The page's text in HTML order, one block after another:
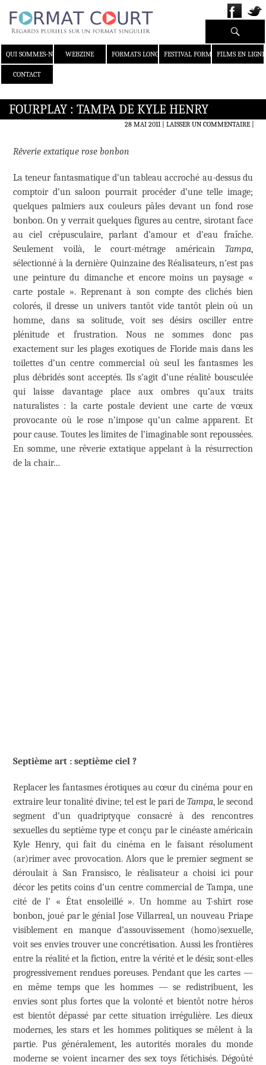
QUI SOMMES-NOUS ?WEBZINE FORMATS LONGS FESTIVAL FORMAT COURT
FILMS EN LIGNE
CONTACT
Recherche
FOURPLAY : TAMPA DE KYLE HENRY
28 MAI 2011 LAISSER UN COMMENTAIRE|
Rêverie extatique rose bonbon
La teneur fantasmatique d’un tableau accroché au-dessus du
comptoir d’un saloon pourrait procéder d’une telle image;
quelques palmiers aux couleurs pâles devant un fond rose
bonbon. On y verrait quelques figures au centre, sirotant face
au ciel crépusculaire, parlant d’amour et d’eau fraîche.
Seulement voilà, le court-métrage américain Tampa,
sélectionné à la dernière Quinzaine des Réalisateurs, n’est pas
une peinture du dimanche et encore moins un paysage «
carte postale ». Reprenant à son compte des clichés bien
colorés, il dresse un univers tantôt vide tantôt plein où un
homme, dans sa solitude, voit ses désirs osciller entre
plénitude et frustration. Nous ne sommes donc pas
exactement sur les plages exotiques de Floride mais dans les
toilettes d’un centre commercial où seul les fantasmes les
plus débridés sont acceptés. Ils s’agit d’une réalité bousculée
qui laisse davantage place aux ombres qu’aux traits
naturalistes : la carte postale devient une carte de vœux
provocante où le rose n’impose qu’un calme apparent. Et
pour cause. Toutes les limites de l’imaginable sont repoussées.
En somme, une rêverie extatique appelant à la résurrection
de la chair…
Septième art : septième ciel ?
Replacer les fantasmes érotiques au cœur du cinéma pour en
extraire leur tonalité divine; tel est le pari de Tampa, le second
segment d’un quadriptyque consacré à des rencontres
sexuelles du septième type et conçu par le cinéaste américain
Kyle Henry, qui fait du cinéma en le faisant résolument
(ar)rimer avec provocation. Alors que le premier segment se
déroulait à San Fransisco, le réalisateur a choisi ici pour
décor les petits coins d’un centre commercial de Tampa, une
cité de l’ « État ensoleillé ». Un homme au T-shirt rose
bonbon, joué par le génial Jose Villarreal, un nouveau Priape
visiblement en manque d’assouvissement (homo)sexuelle,
voit ses envies trouver une concrétisation. Aussi les frontières
entre la réalité et la fiction, entre la vérité et le désir, sont-elles
progressivement rendues poreuses. Pendant que les cartes —
en même temps que les hommes — se redistribuent, les
envies sont plus fortes que la volonté et bientôt notre héros
est bientôt dépassé par cette situation irrégulière. Les dieux
modernes, les stars et les hommes politiques se mêlent à la
partie. Pus généralement, les autorités morales du monde
moderne se voient incarner des sex toys fétichisés. Dégoûté